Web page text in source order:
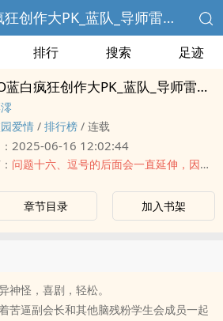
《POPO蓝白疯狂创作大PK_蓝队_导师雷雷伙伴-传说什么的，就是用来被证实的!》
排行 搜索 足迹
《POPO蓝白疯狂创作大PK_蓝队_导师雷雷伙伴-传说什么的，就是用来被证实的!》
爱情 / 排行榜 / 连载
2025-06-16 12:02:44
问题十六、逗号的后面会一直延伸，因为远远不到画下句号的时候
章节目录 加入书架
神怪，喜剧，轻松。
苦逼副会长和其他脑残粉学生会成员一起